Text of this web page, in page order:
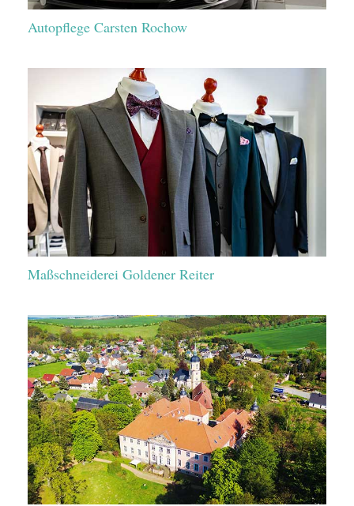
Autopflege Carsten Rochow
Maßschneiderei Goldener Reiter